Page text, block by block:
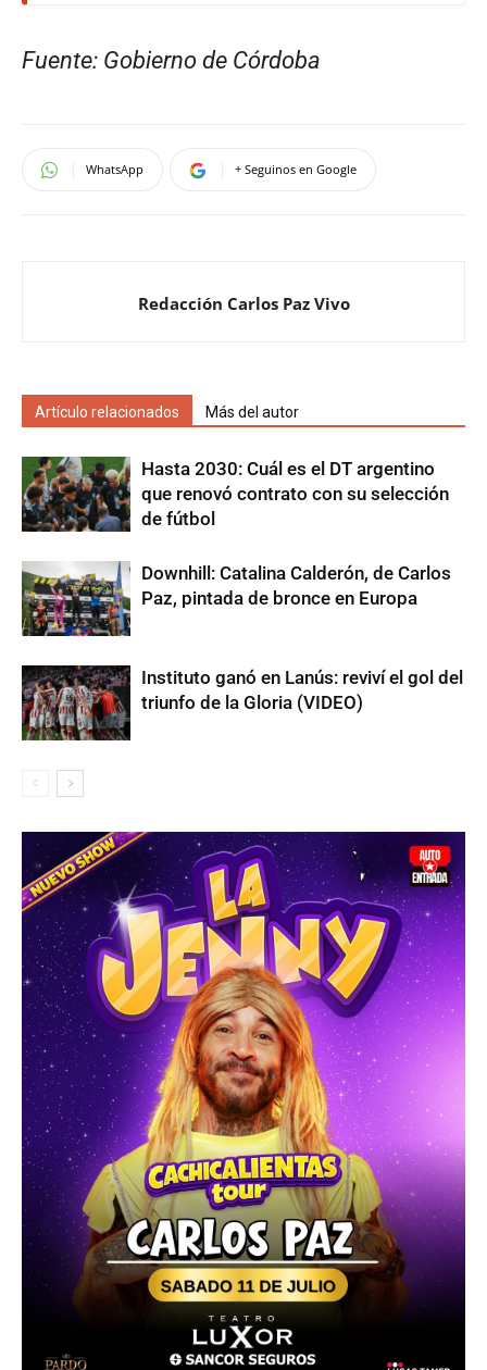
Fuente: Gobierno de Córdoba
WhatsApp + Seguinos en Google
Redacción Carlos Paz Vivo
Artículo relacionados Más del autor
Hasta 2030: Cuál es el DT argentino
que renovó contrato con su selección
de fútbol
Downhill: Catalina Calderón, de Carlos
Paz, pintada de bronce en Europa
Instituto ganó en Lanús: reviví el gol del
triunfo de la Gloria (VIDEO)